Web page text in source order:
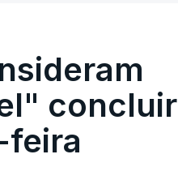
concluir
feira